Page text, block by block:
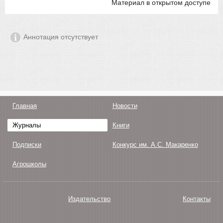
Материал в открытом доступе
Аннотация отсутствует
Главная Новости
Журналы Книги
Подписки Конкурс им. А.С. Макаренко
Агрошколы
Издательство Контакты